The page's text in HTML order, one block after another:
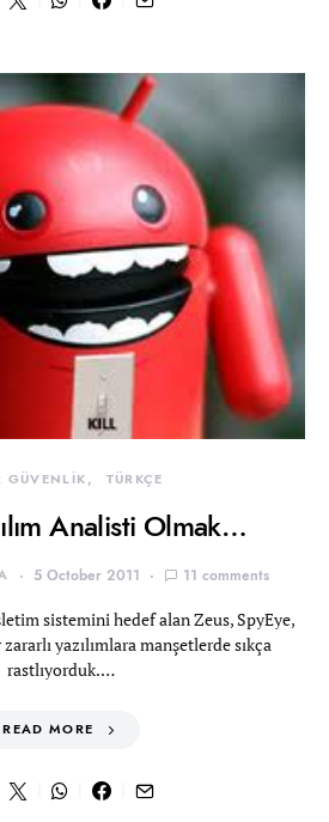
GÜVENLİK TÜRKÇE
Analisti Olmak…
5 October 2011 11 comments
sistemini hedef alan Zeus, SpyEye,
yazılımlara manşetlerde sıkça
rastlıyorduk.…
READ MORE